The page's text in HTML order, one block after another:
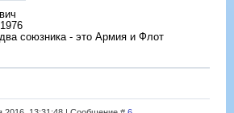
союзника - это Армия и Флот